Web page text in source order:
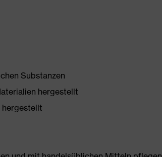
Substanzen
hergestellt
hergestellt